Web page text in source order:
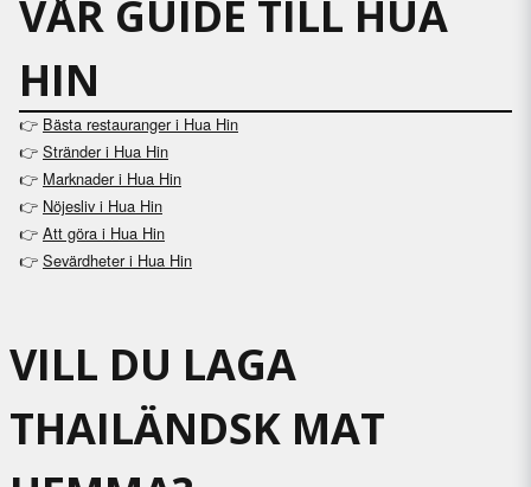
VÅR GUIDE TILL HUA
HIN
👉 Bästa restauranger i Hua Hin
👉 Stränder i Hua Hin
👉 Marknader i Hua Hin
👉 Nöjesliv i Hua Hin
👉 Att göra i Hua Hin
👉 Sevärdheter i Hua Hin
VILL DU LAGA
THAILÄNDSK MAT